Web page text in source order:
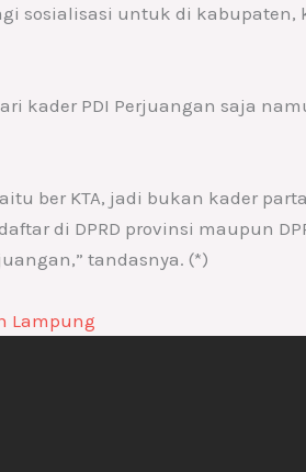
sosialisasi untuk di kabupaten,
kader PDI Perjuangan saja
ber KTA, jadi bukan kader
di DPRD provinsi maupun
tandasnya. (*)
Lampung